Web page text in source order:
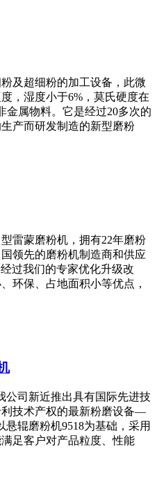
及超细粉的加工设备，此微
，湿度小于6%，莫氏硬度在
金属物料。它是经过20多次的
产而研发制造的新型磨粉
雷蒙磨粉机，拥有22年磨粉
领先的磨粉机制造商和供应
过我们的专家优化升级改
环保、占地面积小等优点，
公司新近推出具有国际先进技
技术产权的最新粉磨设备—
辊磨粉机9518为基础，采用
足客户对产品粒度、性能